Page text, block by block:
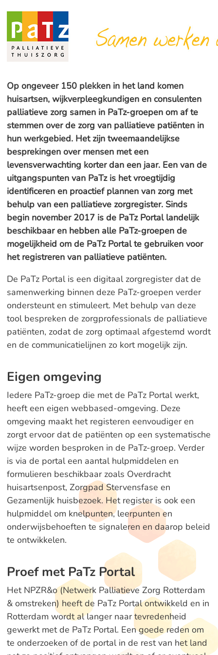
Op ongeveer 150 plekken in het land komen
huisartsen, wijkverpleegkundigen en consulenten
palliatieve zorg samen in PaTz-groepen om af te
stemmen over de zorg van palliatieve patiënten in
hun werkgebied. Het zijn tweemaandelijkse
besprekingen over mensen met een
levensverwachting korter dan een jaar. Een van de
uitgangspunten van PaTz is het vroegtijdig
identificeren en proactief plannen van zorg met
behulp van een palliatieve zorgregister. Sinds
begin november 2017 is de PaTz Portal landelijk
beschikbaar en hebben alle PaTz-groepen de
mogelijkheid om de PaTz Portal te gebruiken voor
het registreren van palliatieve patiënten.
De PaTz Portal is een digitaal zorgregister dat de
samenwerking binnen deze PaTz-groepen verder
ondersteunt en stimuleert. Met behulp van deze
tool bespreken de zorgprofessionals de palliatieve
patiënten, zodat de zorg optimaal afgestemd wordt
en de communicatielijnen zo kort mogelijk zijn.
Eigen omgeving
Iedere PaTz-groep die met de PaTz Portal werkt,
heeft een eigen webbased-omgeving. Deze
omgeving maakt het registeren eenvoudiger en
zorgt ervoor dat de patiënten op een systematische
wijze worden besproken in de PaTz-groep. Verder
is via de portal een aantal hulpmiddelen en
formulieren beschikbaar zoals Overdracht
huisartsenpost, Zorgpad Stervensfase en
Gezamenlijk huisbezoek. Het register is ook een
hulpmiddel om knelpunten, leerpunten en
onderwijsbehoeften te signaleren en daarop beleid
te ontwikkelen.
Proef met PaTz Portal
Het NPZR&o (Netwerk Palliatieve Zorg Rotterdam
& omstreken) heeft de PaTz Portal ontwikkeld en in
Rotterdam wordt al langer naar tevredenheid
gewerkt met de PaTz Portal. Een goede reden om
te onderzoeken of de portal in de rest van het land